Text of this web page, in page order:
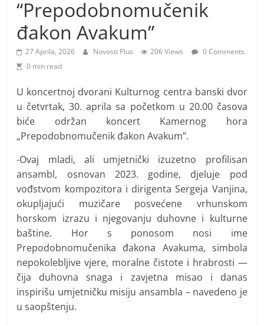
t
i
h
v
i
s
i
“Prepodobnomučenik
đakon Avakum”
27 Aprila, 2026 Novosti Plus 206 Views
0 Comments
0 min read
U koncertnoj dvorani Kulturnog centra banski dvor
u četvrtak, 30. aprila sa početkom u 20.00 časova
biće održan koncert Kamernog hora
„Prepodobnomučenik đakon Avakum”.
-Ovaj mladi, ali umjetnički izuzetno profilisan
ansambl, osnovan 2023. godine, djeluje pod
vođstvom kompozitora i dirigenta Sergeja Vanjina,
okupljajući muzičare posvećene vrhunskom
horskom izrazu i njegovanju duhovne i kulturne
baštine. Hor s ponosom nosi ime
Prepodobnomučenika đakona Avakuma, simbola
nepokolebljive vjere, moralne čistote i hrabrosti —
čija duhovna snaga i zavjetna misao i danas
inspirišu umjetničku misiju ansambla – navedeno je
u saopštenju.